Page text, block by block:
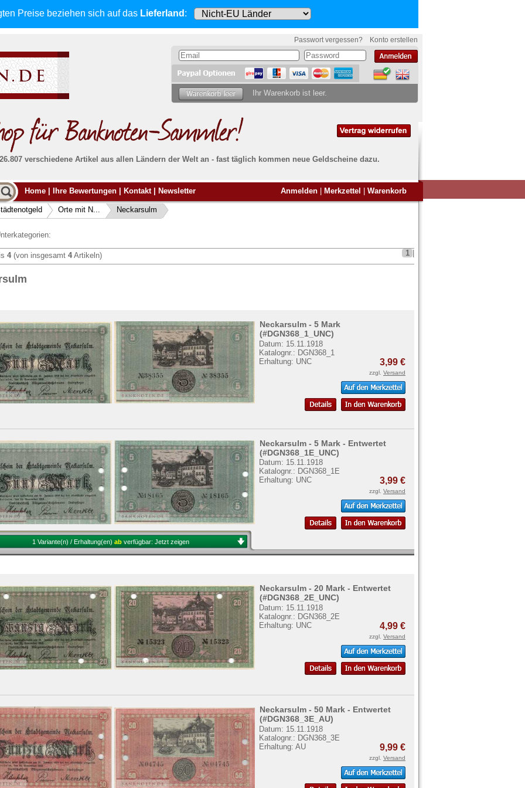
Preise beziehen sich auf das Lieferland :
Passwort vergessen? Konto erstellen
Ihr Warenkorb ist leer.
verschiedene Artikel aus allen Ländern der Welt an - fast täglich kommen neue Geldscheine dazu.
Alle Lieferungen, auch ins Ausland, werden
von uns voll versichert. Sie habenkein Risiko
falls die Sendung verloren geht oder beschädigt
wird.
Absolute Zuverlässigkeit:
Banknoten
Möchten Sie Banknoten
verkaufen?
Siehier.
Home Ihre Bewertungen Kontakt Newsletter Anmelden Merkzettel Warenkorb
Orte mit N... Neckarsulm
4(von insgesamt 4Artikeln) 1
Neckarsulm - 5 Mark
(#DGN368_1_UNC)
Datum: 15.11.1918
Katalognr.: DGN368_1
Erhaltung: UNC
3,99 €
zzgl. Versand
Neckarsulm - 5 Mark - Entwertet
(#DGN368_1E_UNC)
Datum: 15.11.1918
Katalognr.: DGN368_1E
Erhaltung: UNC
3,99 €
zzgl. Versand
1 Variante(n) / Erhaltung(en) ab verfügbar: Jetzt zeigen
Neckarsulm - 20 Mark - Entwertet
(#DGN368_2E_UNC)
Datum: 15.11.1918
Katalognr.: DGN368_2E
Erhaltung: UNC
4,99 €
zzgl. Versand
Neckarsulm - 50 Mark - Entwertet
(#DGN368_3E_AU)
Datum: 15.11.1918
Katalognr.: DGN368_3E
Erhaltung: AU
9,99 €
zzgl. Versand